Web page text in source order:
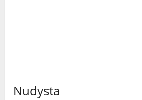
Nudysta